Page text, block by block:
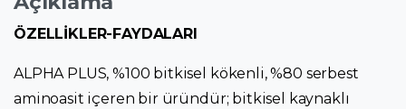
ÖZELLİKLER-FAYDALARI
ALPHA PLUS, %100 bitkisel kökenli, %80 serbest
aminoasit içeren bir üründür; bitkisel kaynaklı